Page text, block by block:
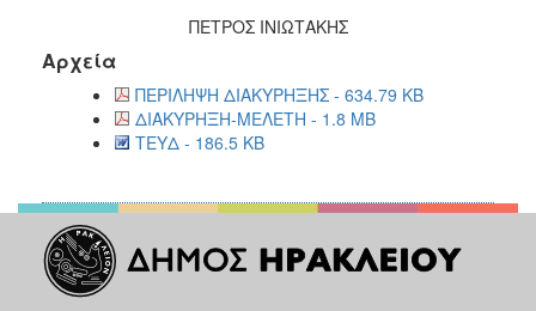
ΠΕΤΡΟΣ ΙΝΙΩΤΑΚΗΣ
Αρχεία
ΠΕΡΙΛΗΨΗ ΔΙΑΚΥΡΗΞΗΣ - 634.79 KB
ΔΙΑΚΥΡΗΞΗ-ΜΕΛΕΤΗ - 1.8 MB
ΤΕΥΔ - 186.5 KB